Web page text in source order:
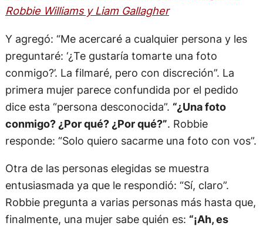
Robbie Williams y Liam Gallagher
Y agregó: “Me acercaré a cualquier persona y les
preguntaré: ‘¿Te gustaría tomarte una foto
conmigo?’. La filmaré, pero con discreción”. La
primera mujer parece confundida por el pedido
dice esta “persona desconocida”. “¿Una foto
conmigo? ¿Por qué? ¿Por qué?”. Robbie
responde: “Solo quiero sacarme una foto con vos”.
Otra de las personas elegidas se muestra
entusiasmada ya que le respondió: “Sí, claro”.
Robbie pregunta a varias personas más hasta que,
finalmente, una mujer sabe quién es: “¡Ah, es